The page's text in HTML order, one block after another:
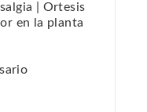
| Ortesis
en la planta